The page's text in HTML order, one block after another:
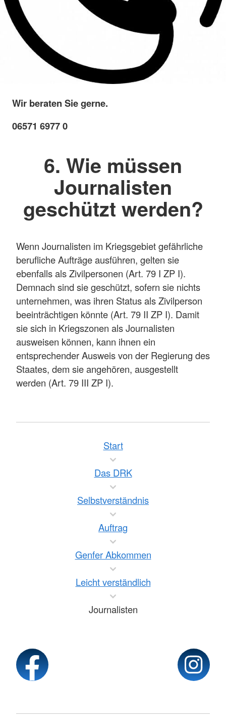
Wir beraten Sie gerne.
06571 6977 0
6. Wie müssen
Journalisten
geschützt werden?
Wenn Journalisten im Kriegsgebiet gefährliche
berufliche Aufträge ausführen, gelten sie
ebenfalls als Zivilpersonen (Art. 79 I ZP I).
Demnach sind sie geschützt, sofern sie nichts
unternehmen, was ihren Status als Zivilperson
beeinträchtigen könnte (Art. 79 II ZP I). Damit
sie sich in Kriegszonen als Journalisten
ausweisen können, kann ihnen ein
entsprechender Ausweis von der Regierung des
Staates, dem sie angehören, ausgestellt
werden (Art. 79 III ZP I).
Start
Das DRK
Selbstverständnis
Auftrag
Genfer Abkommen
Leicht verständlich
Journalisten